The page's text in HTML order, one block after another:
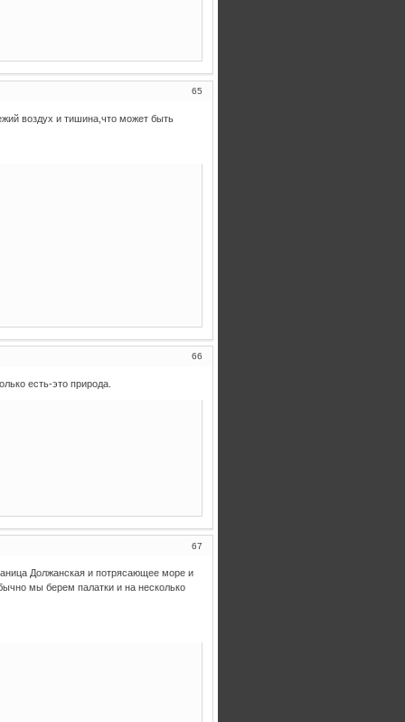
65
воздух и тишина,что может быть
66
есть-это природа.
67
Должанская и потрясающее море и
мы берем палатки и на несколько